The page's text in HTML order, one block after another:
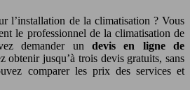
l’installation de la climatisation ? Vous
le professionnel de la climatisation de
demander un devis en ligne de
obtenir jusqu’à trois devis gratuits, sans
comparer les prix des services et